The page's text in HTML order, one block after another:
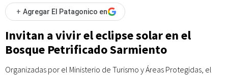
+ Agregar El Patagonico en
Invitan a vivir el eclipse solar en el
Bosque Petrificado Sarmiento
Organizadas por el Ministerio de Turismo y Áreas Protegidas, el